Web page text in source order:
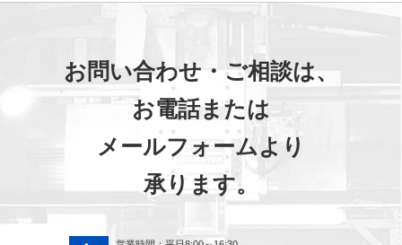
お問い合わせ・ご相談は、
お電話または
メールフォームより
承ります。